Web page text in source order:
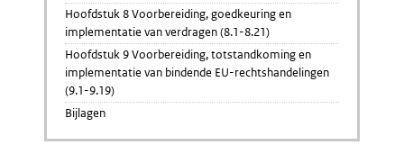
Hoofdstuk 8 Voorbereiding, goedkeuring en
implementatie van verdragen (8.1-8.21)
Hoofdstuk 9 Voorbereiding, totstandkoming en
implementatie van bindende EU-rechtshandelingen
(9.1-9.19)
Bijlagen